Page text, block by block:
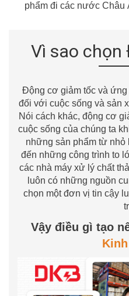
phẩm đi các nước Châu
Vì sao chọn
Động cơ giảm tốc và
đối với cuộc sống và sản
Nói cách khác, động cơ
cuộc sống của chúng ta
những sản phẩm từ nhỏ
đến những công trình to
các nhà máy xử lý chất
luôn có những nguồn
chọn một đơn vị tin cậy
Vậy điều gì tạo